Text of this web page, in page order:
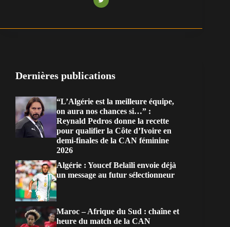
Dernières publications
“L’Algérie est la meilleure équipe,
on aura nos chances si…” :
Reynald Pedros donne la recette
pour qualifier la Côte d’Ivoire en
demi-finales de la CAN féminine
2026
Algérie : Youcef Belaïli envoie déjà
un message au futur sélectionneur
Maroc – Afrique du Sud : chaîne et
heure du match de la CAN